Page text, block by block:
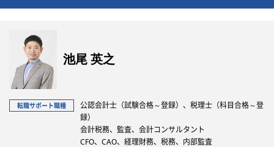
池尾 英之
転職サポート職種
公認会計士（試験合格～登録）、税理士（科目合格～登
録）
会計税務、監査、会計コンサルタント
CFO、CAO、経理財務、税務、内部監査